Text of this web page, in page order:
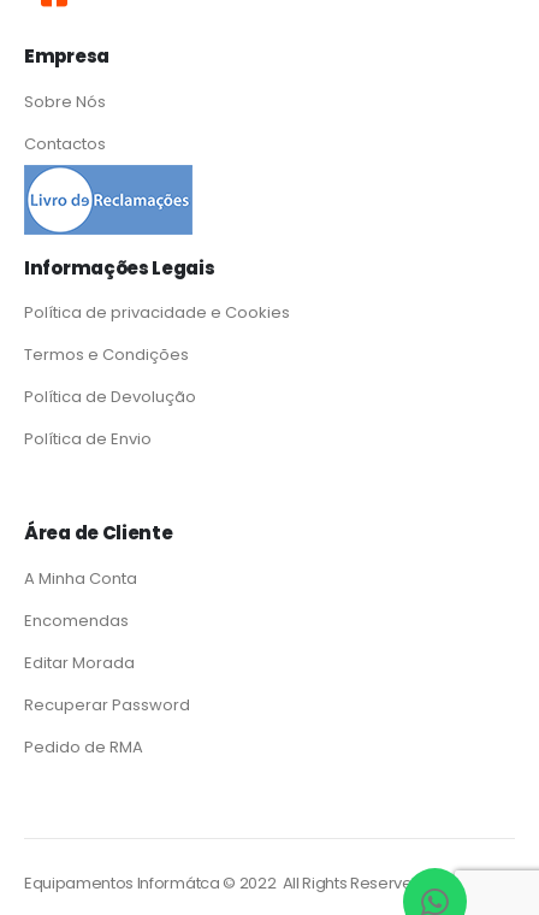
Empresa
Sobre Nós
Contactos
Informações Legais
Política de privacidade e Cookies
Termos e Condições
Política de Devolução
Política de Envio
Área de Cliente
A Minha Conta
Encomendas
Editar Morada
Recuperar Password
Pedido de RMA
Equipamentos Informátca © 2022 All Rights Reserved. Powered by